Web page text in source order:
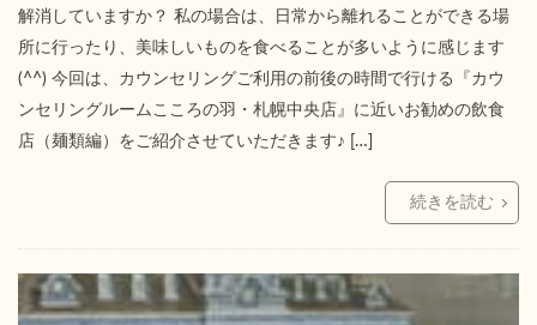
解消していますか？ 私の場合は、日常から離れることができる場
所に行ったり、美味しいものを食べることが多いように感じます
(^^) 今回は、カウンセリングご利用の前後の時間で行ける『カウ
ンセリングルームこころの羽・札幌中央店』に近いお勧めの飲食
店（麺類編）をご紹介させていただきます♪ […]
続きを読む